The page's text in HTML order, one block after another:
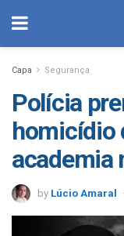
Capa Segurança
Polícia
homicídio
academia
by Lúcio Amaral